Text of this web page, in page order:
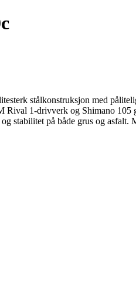
stålkonstruksjon med
1-drivverk og Shimano
stabilitet på både grus og